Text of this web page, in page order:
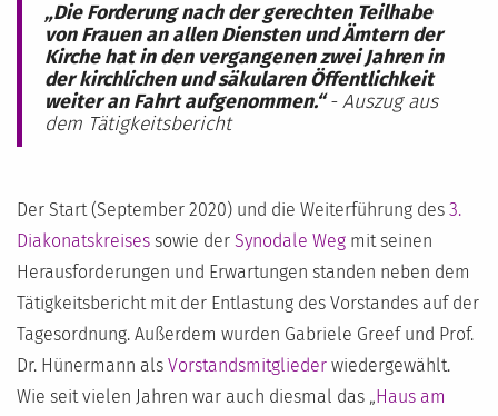
„Die Forderung nach der gerechten Teilhabe
von Frauen an allen Diensten und Ämtern der
Kirche hat in den vergangenen zwei Jahren in
der kirchlichen und säkularen Öffentlichkeit
weiter an Fahrt aufgenommen.“- Auszug aus
dem Tätigkeitsbericht
Der Start (September 2020) und die Weiterführung des 3.
Diakonatskreises sowie der Synodale Weg mit seinen
Herausforderungen und Erwartungen standen neben dem
Tätigkeitsbericht mit der Entlastung des Vorstandes auf der
Tagesordnung. Außerdem wurden Gabriele Greef und Prof.
Dr. Hünermann als Vorstandsmitglieder wiedergewählt.
Wie seit vielen Jahren war auch diesmal das „Haus am